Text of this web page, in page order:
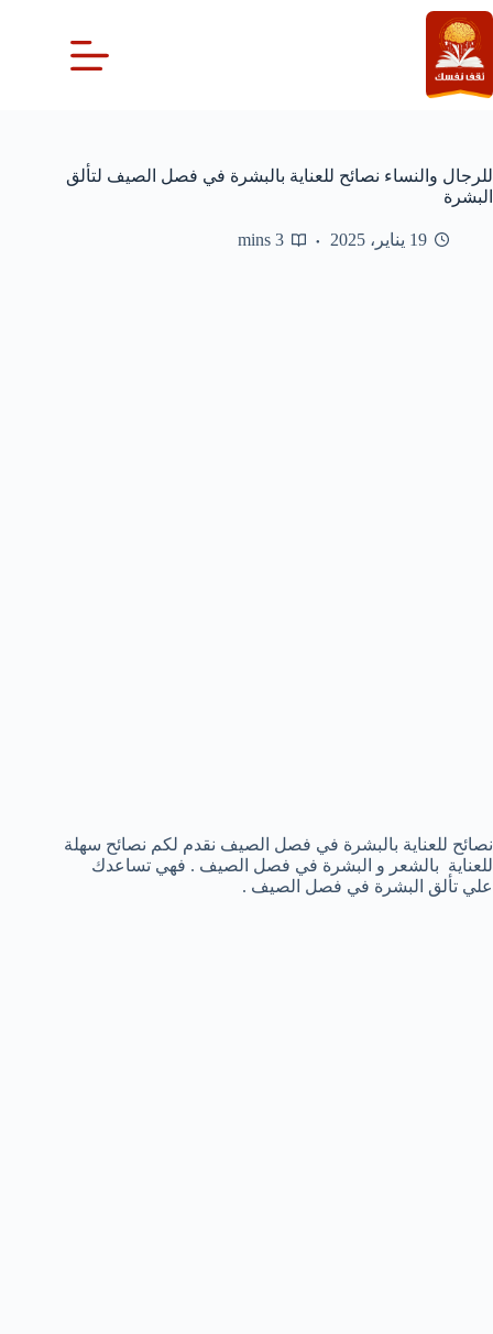
التجاوز
إلى
المحتوى
للرجال والنساء نصائح للعناية بالبشرة في فصل الصيف لتألق
البشرة
19 يناير، 2025 3 mins
نصائح للعناية بالبشرة في فصل الصيف نقدم لكم نصائح سهلة
للعناية بالشعر و البشرة في فصل الصيف . فهي تساعدك
علي تألق البشرة في فصل الصيف .